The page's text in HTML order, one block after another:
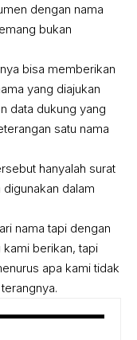
dengan nama
bukan
bisa memberikan
yang diajukan
data dukung yang
satu nama
hanyalah surat
dalam
nama tapi dengan
kami berikan, tapi
apa kami tidak